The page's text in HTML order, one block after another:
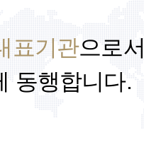
표기관으로서
동행합니다.